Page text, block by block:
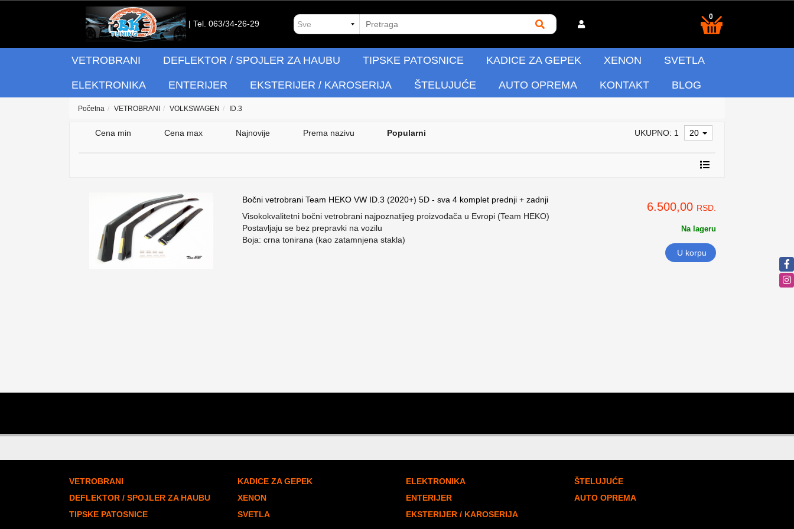
| Tel. 063/34-26-29
0
VETROBRANI DEFLEKTOR / SPOJLER ZA HAUBU TIPSKE PATOSNICE KADICE ZA GEPEK XENON SVETLA
ELEKTRONIKA ENTERIJER EKSTERIJER / KAROSERIJA ŠTELUJUĆE AUTO OPREMA KONTAKT BLOG
Početna VETROBRANI VOLKSWAGEN ID.3
Cena min Cena max Najnovije Prema nazivu Popularni UKUPNO: 1 20
Bočni vetrobrani Team HEKO VW ID.3 (2020+) 5D - sva 4 komplet prednji + zadnji
Visokokvalitetni bočni vetrobrani najpoznatijeg proizvođača u Evropi (Team HEKO)
Postavljaju se bez prepravki na vozilu
Boja: crna tonirana (kao zatamnjena stakla)
6.500,00 RSD.
Na lageru
U korpu
VETROBRANI
DEFLEKTOR / SPOJLER ZA HAUBU
TIPSKE PATOSNICE
KADICE ZA GEPEK
XENON
SVETLA
ELEKTRONIKA
ENTERIJER
EKSTERIJER / KAROSERIJA
ŠTELUJUĆE
AUTO OPREMA